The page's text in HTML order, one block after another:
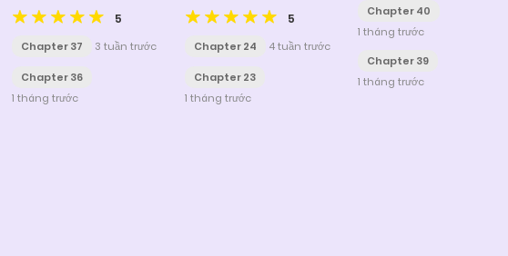
5
Chapter 37 3 tuần trước
Chapter 36
1 tháng trước
5
Chapter 24 4 tuần trước
Chapter 23
1 tháng trước
Chapter 40
1 tháng trước
Chapter 39
1 tháng trước